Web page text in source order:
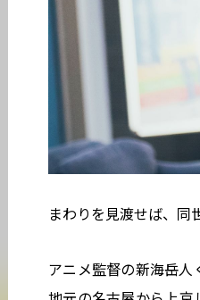
まわりを見渡せば、同
アニメ監督の新海岳人